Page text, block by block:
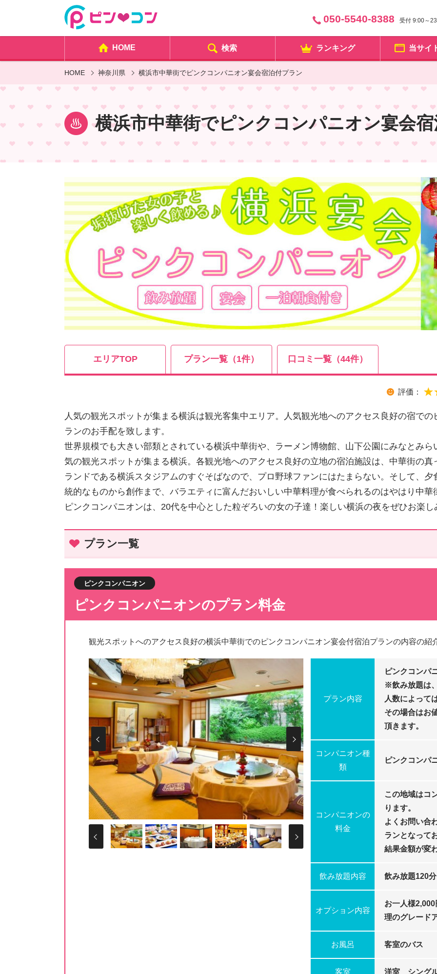
050-5540-8388 受付 9:00～
HOME 検索 ランキング 当サイ
HOME 神奈川県 横浜市中華街でピンクコンパニオン宴会宿泊付プラン
横浜市中華街でピンクコンパニオン宴会
エリアTOP プラン一覧（1件） 口コミ一覧（44件）
評価：
人気の観光スポットが集まる横浜は観光客集中エリア。人気観光地へのアクセス良好の宿で
ランのお手配を致します。
世界規模でも大きい部類とされている横浜中華街や、ラーメン博物館、山下公園にみなとみ
気の観光スポットが集まる横浜。各観光地へのアクセス良好の立地の宿泊施設は、中華街の
ランドである横浜スタジアムのすぐそばなので、プロ野球ファンにはたまらない。そして、
統的なものから創作まで、バラエティに富んだおいしい中華料理が食べられるのはやはり中
ピンクコンパニオンは、20代を中心とした粒ぞろいの女の子達！楽しい横浜の夜をぜひお楽し
プラン一覧
ピンクコンパニオン
ピンクコンパニオンのプラン料金
観光スポットへのアクセス良好の横浜中華街でのピンクコンパニオン宴会付宿泊プランの内容の紹
Prev Next
Prev
プラン内容
ピンクコンパ
※飲み放題は
人数によって
その場合はお
頂きます。
コンパニオン種
類
ピンクコンパ
コンパニオンの
料金
この地域はコ
ります。
よくお問い合
ランとなって
結果金額が変
飲み放題内容 飲み放題120分
オプション内容
お一人様
理のグレード
お風呂 客室のバス
客室 洋室 シング